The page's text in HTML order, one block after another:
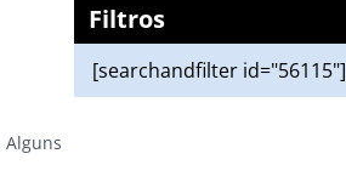
Filtros
[searchandfilter id="56115"]